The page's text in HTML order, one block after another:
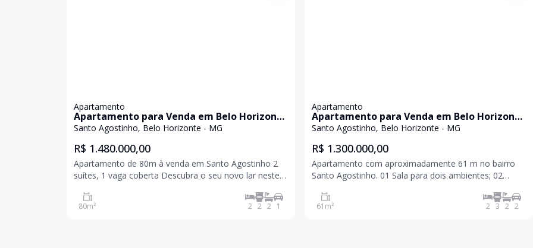
Apartamento
Apartamento para Venda em Belo Horizonte
/ MG no bairro Santo Agostinho
Santo Agostinho, Belo Horizonte - MG
R$ 1.480.000,00
Apartamento de 80m à venda em Santo Agostinho 2
suítes, 1 vaga coberta Descubra o seu novo lar neste
localizado no prestigiado bairro de Santo Agostinho.
Perfeito para quem busca conforto, sofisticação e p
80m² 2 2 2 1
Apartamento
Apartamento para Venda em Belo Horizonte
/ MG no bairro Santo Agostinho
Santo Agostinho, Belo Horizonte - MG
R$ 1.300.000,00
Apartamento com aproximadamente 61 m no bairro
Santo Agostinho. 01 Sala para dois ambientes; 02
Lavabo; 01 Cozinha com armários planejados; Área de
61 m² 2 3 2 2